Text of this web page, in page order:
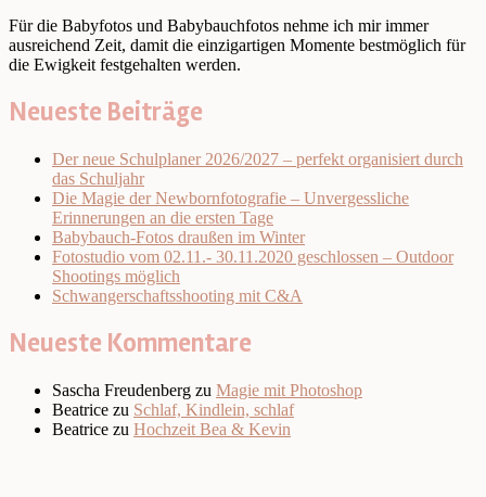
Für die Babyfotos und Babybauchfotos nehme ich mir immer
ausreichend Zeit, damit die einzigartigen Momente bestmöglich für
die Ewigkeit festgehalten werden.
Neueste Beiträge
Der neue Schulplaner 2026/2027 – perfekt organisiert durch
das Schuljahr
Die Magie der Newbornfotografie – Unvergessliche
Erinnerungen an die ersten Tage
Babybauch-Fotos draußen im Winter
Fotostudio vom 02.11.- 30.11.2020 geschlossen – Outdoor
Shootings möglich
Schwangerschaftsshooting mit C&A
Neueste Kommentare
Sascha Freudenberg zu Magie mit Photoshop
Beatrice zu Schlaf, Kindlein, schlaf
Beatrice zu Hochzeit Bea & Kevin